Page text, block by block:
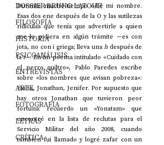
DOSSIER BRUNO LATOUR
FILOSOFÍA
HISTORIA
PSICOANÁLISIS
ENTREVISTAS
ARTE
FOTOGRAFÍA
LETRAS
CRÍTICA
Durante mucho tiempo odié mi nombre.
Esas dos ene después de la O y las sutilezas
ridículas que tenía que advertirle a quien
me lo pidiera en algún trámite —es con
jota, no con i griega; lleva una h después de
la t—. En un poema intitulado «Cuidado con
el perro quiltro», Pablo Paredes escribe
sobre «los nombres que avisan pobreza»:
Yasna, Jonathan, Jenifer. Por supuesto que
hay otros Jonathan que tuvieron peor
fortuna: recuerdo un «Yonatam» que
encontré en la lista de reclutas para el
Servicio Militar del año 2008, cuando
también fui llamado y logré zafar con un